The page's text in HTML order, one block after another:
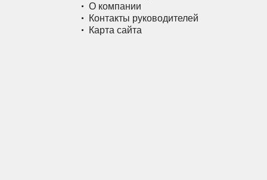
О компании
Контакты руководителей
Карта сайта